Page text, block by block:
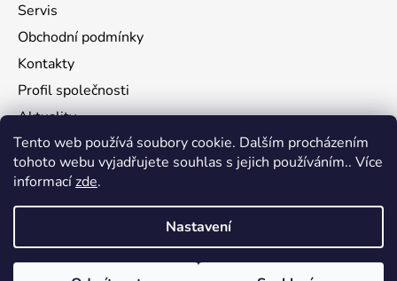
Tento web používá soubory cookie. Dalším procházením
tohoto webu vyjadřujete souhlas s jejich používáním.. Více
informacízde.
Nastavení
Servis
Obchodní podmínky
Kontakty
Profil společnosti
Aktuality
Ochrana osobních údajů
Ke stažení
Vytvořil Shoptet